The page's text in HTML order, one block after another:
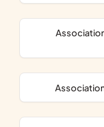
associations multisports scolaires ou